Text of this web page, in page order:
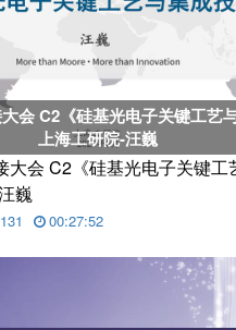
会 C2《硅基光电子关键工艺
上海工研院-汪巍
大会 C2《硅基光电子关键工
巍
00:27:52